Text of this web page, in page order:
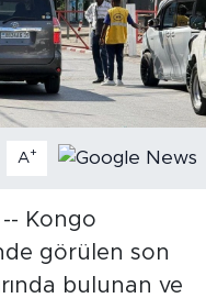
A+
-- Kongo
görülen son
bulunan ve